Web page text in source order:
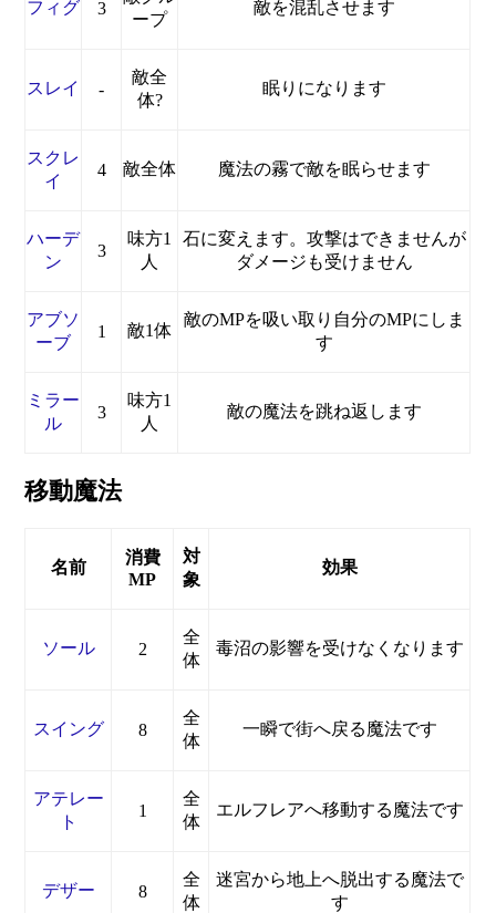
フィグ 3
ープ
敵を混乱させます
スレイ -
敵全
体?
眠りになります
スクレ
イ
4 敵全体 魔法の霧で敵を眠らせます
ハーデ
ン
3
味方1
人
石に変えます。攻撃はできませんが
ダメージも受けません
アブソ
ーブ
1 敵1体
敵のMPを吸い取り自分のMPにしま
す
ミラー
ル
3
味方1
人
敵の魔法を跳ね返します
移動魔法
名前
消費
MP
対
象
効果
ソール 2
全
体
毒沼の影響を受けなくなります
スイング 8
全
体
一瞬で街へ戻る魔法です
アテレー
ト
1
全
体
エルフレアへ移動する魔法です
デザー 8
全
体
迷宮から地上へ脱出する魔法で
す